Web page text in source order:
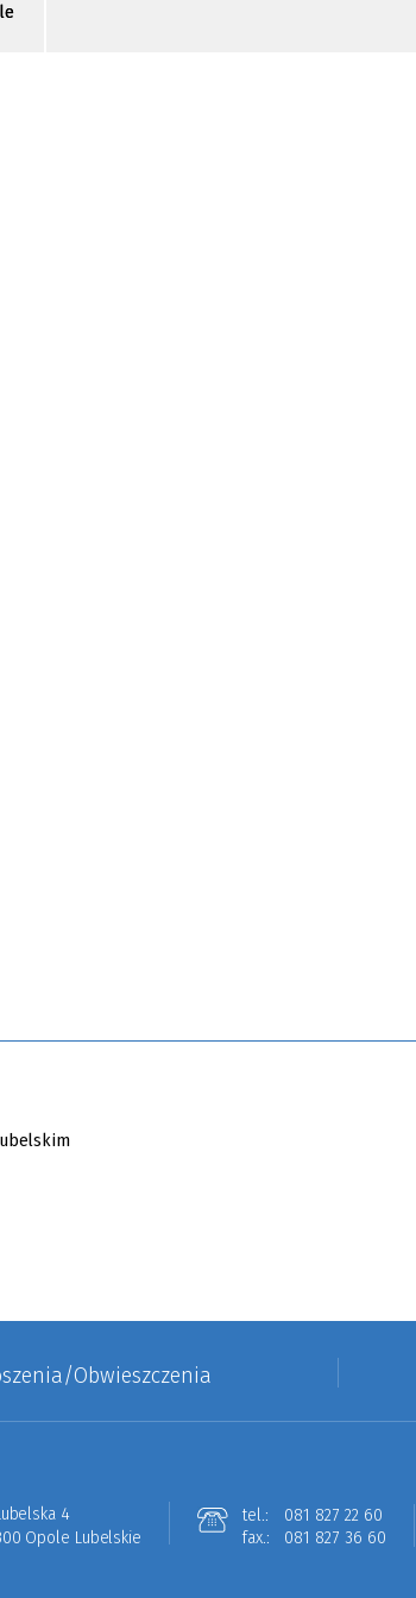
Obwieszczenia
4
Opole Lubelskie
tel.:
081 827 22 60
fax.:
081 827 36 60